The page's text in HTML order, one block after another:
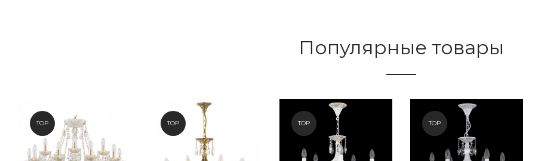
Популярные товары
TOP TOP NEW
TOP NEW
TOP